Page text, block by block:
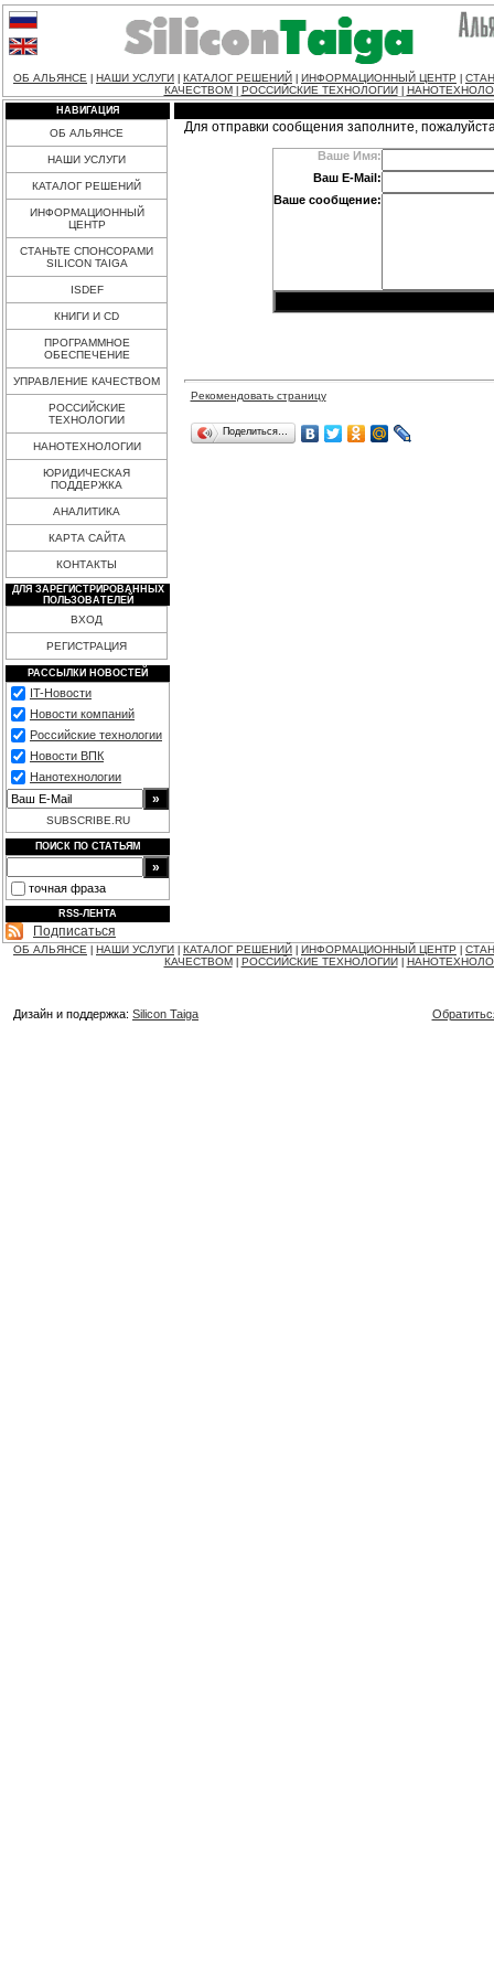
ОБ АЛЬЯНСЕ НАШИ УСЛУГИ КАТАЛОГ РЕШЕНИЙ ИНФОРМАЦИОННЫЙ ЦЕНТР
КАЧЕСТВОМ
РОССИЙСКИЕ ТЕХНОЛОГИИ
НАВИГАЦИЯ
ОБ АЛЬЯНСЕ
НАШИ УСЛУГИ
КАТАЛОГ РЕШЕНИЙ
ИНФОРМАЦИОННЫЙ
ЦЕНТР
СТАНЬТЕ СПОНСОРАМИ
SILICON TAIGA
ISDEF
КНИГИ И CD
ПРОГРАММНОЕ
ОБЕСПЕЧЕНИЕ
УПРАВЛЕНИЕ КАЧЕСТВОМ
РОССИЙСКИЕ
ТЕХНОЛОГИИ
НАНОТЕХНОЛОГИИ
ЮРИДИЧЕСКАЯ
ПОДДЕРЖКА
АНАЛИТИКА
КАРТА САЙТА
КОНТАКТЫ
ДЛЯ ЗАРЕГИСТРИРОВАННЫХ
ПОЛЬЗОВАТЕЛЕЙ
ВХОД
РЕГИСТРАЦИЯ
РАССЫЛКИ НОВОСТЕЙ
IT-Новости
Новости компаний
Российские технологии
Новости ВПК
Нанотехнологии
SUBSCRIBE.RU
ПОИСК ПО СТАТЬЯМ
точная фраза
RSS-ЛЕНТА
Подписаться
Для отправки сообщения заполните,
Ваше Имя:
Ваш E-Mail:
Ваше сообщение:
Рекомендовать страницу
Поделиться…
ОБ АЛЬЯНСЕ НАШИ УСЛУГИ КАТАЛОГ РЕШЕНИЙ ИНФОРМАЦИОННЫЙ ЦЕНТР
КАЧЕСТВОМ
РОССИЙСКИЕ ТЕХНОЛОГИИ
Дизайн и поддержка: Silicon Taiga